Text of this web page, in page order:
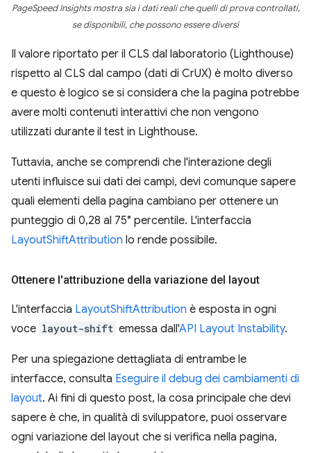
PageSpeed Insights mostra sia i dati reali che quelli di prova controllati,
se disponibili, che possono essere diversi
Il valore riportato per il CLS dal laboratorio (Lighthouse)
rispetto al CLS dal campo (dati di CrUX) è molto diverso
e questo è logico se si considera che la pagina potrebbe
avere molti contenuti interattivi che non vengono
utilizzati durante il test in Lighthouse.
Tuttavia, anche se comprendi che l'interazione degli
utenti influisce sui dati dei campi, devi comunque sapere
quali elementi della pagina cambiano per ottenere un
punteggio di 0,28 al 75° percentile. L'interfaccia
LayoutShiftAttribution lo rende possibile.
Ottenere l'attribuzione della variazione del layout
L'interfaccia LayoutShiftAttribution è esposta in ogni
voce layout-shift emessa dall'API Layout Instability.
Per una spiegazione dettagliata di entrambe le
interfacce, consulta Eseguire il debug dei cambiamenti di
layout. Ai fini di questo post, la cosa principale che devi
sapere è che, in qualità di sviluppatore, puoi osservare
ogni variazione del layout che si verifica nella pagina,